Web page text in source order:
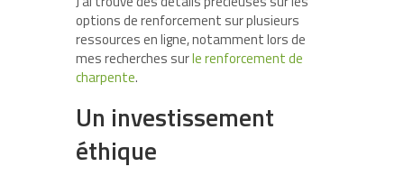
options de renforcement sur plusieurs
ressources en ligne, notamment lors de
mes recherches surle renforcement de
charpente.
Un investissement
éthique